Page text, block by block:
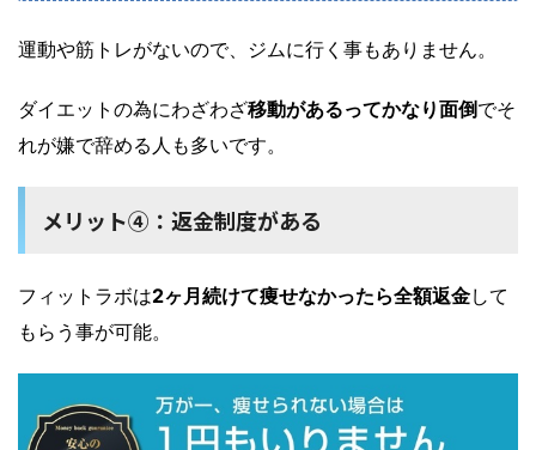
運動や筋トレがないので、ジムに行く事もありません。
ダイエットの為にわざわざ移動があるってかなり面倒でそ
れが嫌で辞める人も多いです。
メリット④：返金制度がある
フィットラボは2ヶ月続けて痩せなかったら全額返金して
もらう事が可能。